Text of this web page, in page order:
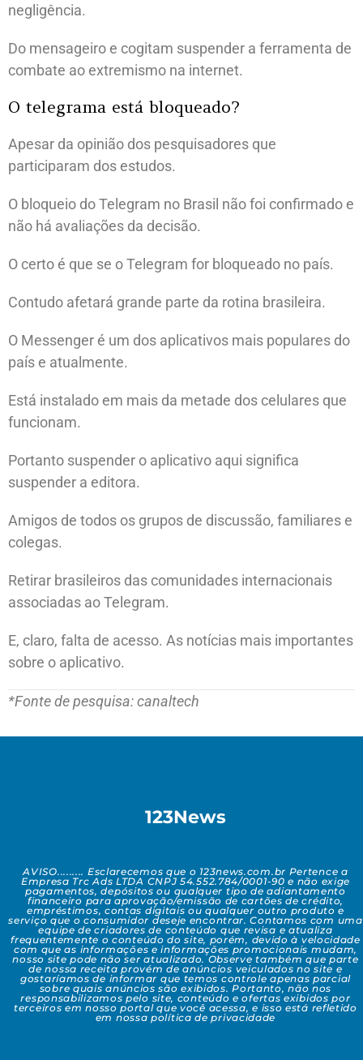
negligência.
Do mensageiro e cogitam suspender a ferramenta de
combate ao extremismo na internet.
O telegrama está bloqueado?
Apesar da opinião dos pesquisadores que
participaram dos estudos.
O bloqueio do Telegram no Brasil não foi confirmado e
não há avaliações da decisão.
O certo é que se o Telegram for bloqueado no país.
Contudo afetará grande parte da rotina brasileira.
O Messenger é um dos aplicativos mais populares do
país e atualmente.
Está instalado em mais da metade dos celulares que
funcionam.
Portanto suspender o aplicativo aqui significa
suspender a editora.
Amigos de todos os grupos de discussão, familiares e
colegas.
Retirar brasileiros das comunidades internacionais
associadas ao Telegram.
E, claro, falta de acesso. As notícias mais importantes
sobre o aplicativo.
*Fonte de pesquisa: canaltech
123News
AVISO......... Esclarecemos que o 123news.com.br Pertence a
Empresa Trc Ads LTDA CNPJ 54.552.784/0001-90 e não exige
pagamentos, depósitos ou qualquer tipo de adiantamento
financeiro para aprovação/emissão de cartões de crédito,
empréstimos, contas digitais ou qualquer outro produto e
serviço que o consumidor deseje encontrar. Contamos com uma
equipe de criadores de conteúdo que revisa e atualiza
frequentemente o conteúdo do site, porém, devido à velocidade
com que as informações e informações promocionais mudam,
nosso site pode não ser atualizado. Observe também que parte
de nossa receita provém de anúncios veiculados no site e
gostaríamos de informar que temos controle apenas parcial
sobre quais anúncios são exibidos. Portanto, não nos
responsabilizamos pelo site, conteúdo e ofertas exibidos por
terceiros em nosso portal que você acessa, e isso está refletido
em nossa política de privacidade